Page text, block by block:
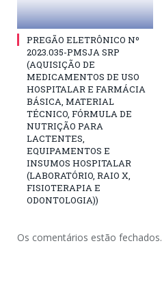
PREGÃO ELETRÔNICO Nº
2023.035-PMSJA SRP
(AQUISIÇÃO DE
MEDICAMENTOS DE USO
HOSPITALAR E FARMÁCIA
BÁSICA, MATERIAL
TÉCNICO, FÓRMULA DE
NUTRIÇÃO PARA
LACTENTES,
EQUIPAMENTOS E
INSUMOS HOSPITALAR
(LABORATÓRIO, RAIO X,
FISIOTERAPIA E
ODONTOLOGIA))
Os comentários estão fechados.